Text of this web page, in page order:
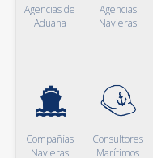
Agencias de
Aduana
Agencias
Navieras
Compañías
Navieras
Consultores
Marítimos